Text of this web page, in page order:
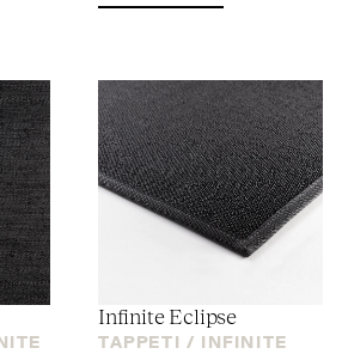
Infinite Eclipse
TAPPETI / INFINITE